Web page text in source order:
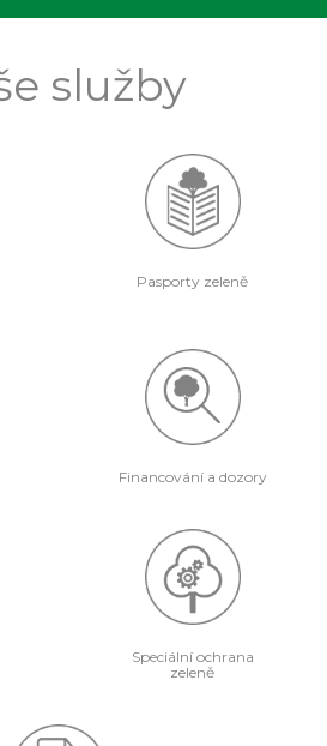
služby
Pasporty zeleně
Financování a dozory
Speciální ochrana
zeleně